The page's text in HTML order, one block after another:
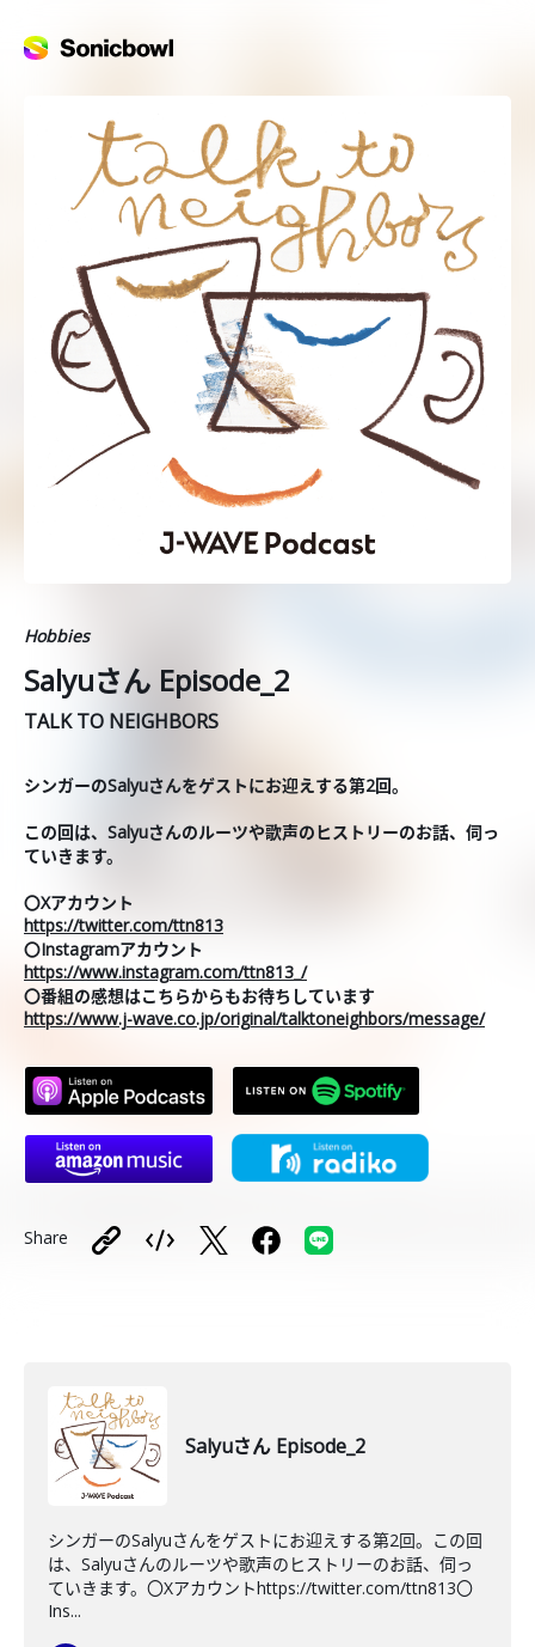
Hobbies
Salyuさん Episode_2
TALK TO NEIGHBORS
シンガーのSalyuさんをゲストにお迎えする第2回。
この回は、Salyuさんのルーツや歌声のヒストリーのお話、伺っ
ていきます。
〇Xアカウント
https://twitter.com/ttn813
〇Instagramアカウント
https://www.instagram.com/ttn813_/
〇番組の感想はこちらからもお待ちしています
https://www.j-wave.co.jp/original/talktoneighbors/message/
Share
Salyuさん Episode_2
シンガーのSalyuさんをゲストにお迎えする第2回。この回
は、Salyuさんのルーツや歌声のヒストリーのお話、伺っ
ていきます。〇Xアカウントhttps://twitter.com/ttn813〇
Ins...